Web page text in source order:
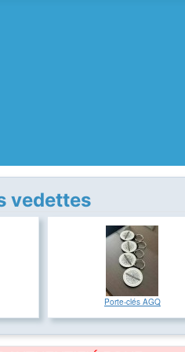
vedettes
Porte-clés AGQ